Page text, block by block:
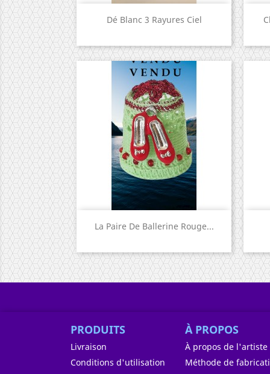
Dé Blanc 3 Rayures Ciel
Aperçu rapide
La Paire De Ballerine Rouge...
 Aperçu rapide
PRODUITS
Livraison
Conditions d'utilisation
À PROPOS
À propos de l'artiste
Méthode de